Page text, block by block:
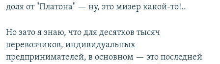
доля от "Платона" — ну, это мизер какой-то!..
Но зато я знаю, что для десятков тысяч
перевозчиков, индивидуальных
предпринимателей, в основном — это последней